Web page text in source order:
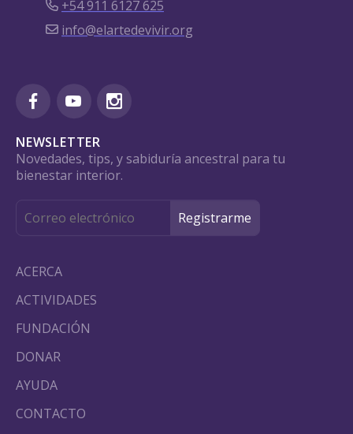
+54 911 6127 625
info@elartedevivir.org
NEWSLETTER
Novedades, tips, y sabiduría ancestral para tu
bienestar interior.
ACERCA
ACTIVIDADES
FUNDACIÓN
DONAR
AYUDA
CONTACTO